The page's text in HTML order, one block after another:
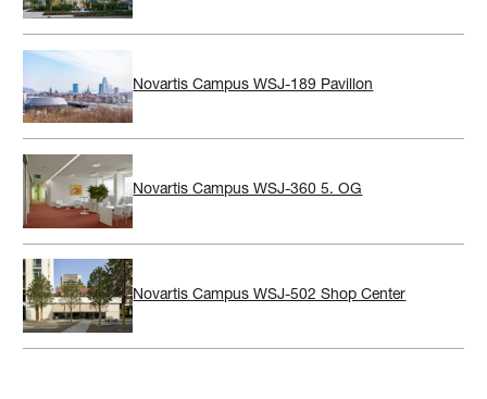
Novartis Campus WSJ-189 Pavillon
Novartis Campus WSJ-360 5. OG
Novartis Campus WSJ-502 Shop Center